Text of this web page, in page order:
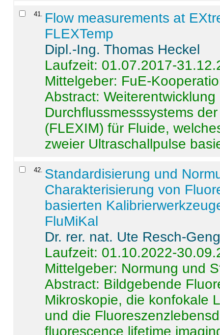
41. Flow measurements at
FLEXTemp
Dipl.-Ing. Thomas Heckel
Laufzeit: 01.07.2017-
Mittelgeber: FuE-
Abstract:
Durchflussmesssystems
(FLEXIM) für Fluide,
zweier Ultraschallpulse
42. Standardisierung und
Charakterisierung von
basierten
FluMiKal
Dr. rer. nat. Ute Resch-
Laufzeit: 01.10.2022-
Mittelgeber: Normung und
Abstract: Bildgebende
Mikroskopie, die konfokale
und die
fluorescence lifetime